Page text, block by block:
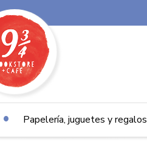
Papelería, juguetes y regalos